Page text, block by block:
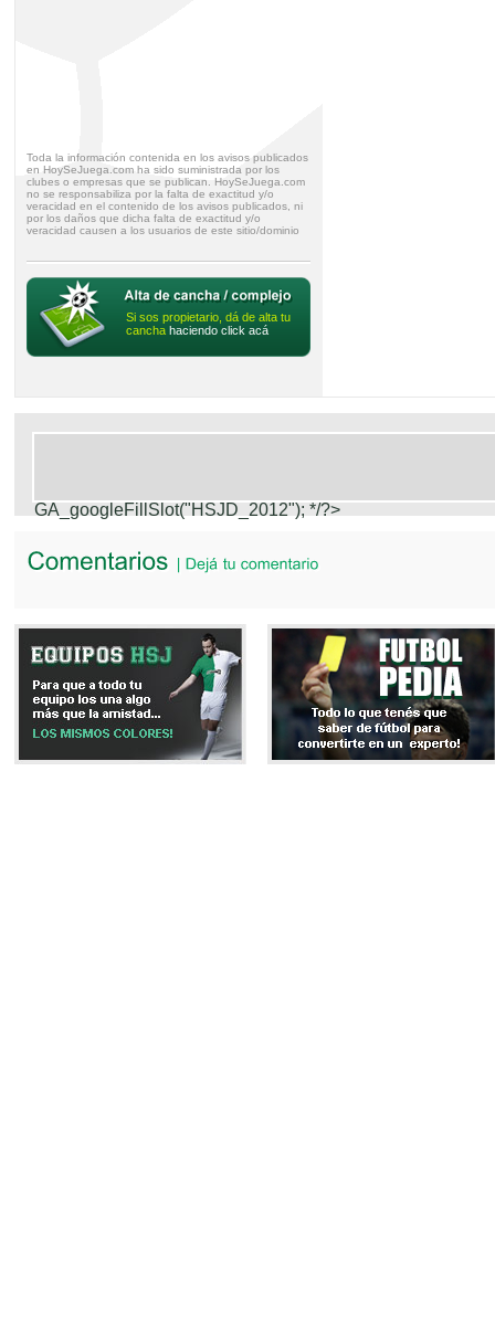
Toda la información contenida en los avisos publicados
en HoySeJuega.com ha sido suministrada por los
clubes o empresas que se publican. HoySeJuega.com
no se responsabiliza por la falta de exactitud y/o
veracidad en el contenido de los avisos publicados, ni
por los daños que dicha falta de exactitud y/o
veracidad causen a los usuarios de este sitio/dominio
Si sos propietario, dá de alta tu
cancha haciendo click acá
GA_googleFillSlot("HSJD_2012"); */?>